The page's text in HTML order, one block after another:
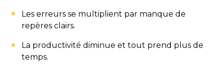
Les erreurs se multiplient par manque de
repères clairs.
La productivité diminue et tout prend plus de
temps.